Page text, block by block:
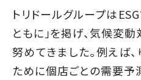
トリドールグループは
ともに」を掲げ、気候変
努めてきました。例えば
ために個店ごとの需要予